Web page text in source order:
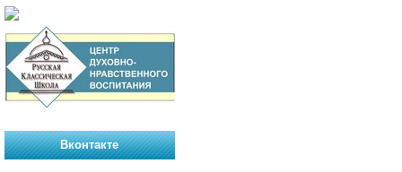
Вконтакте